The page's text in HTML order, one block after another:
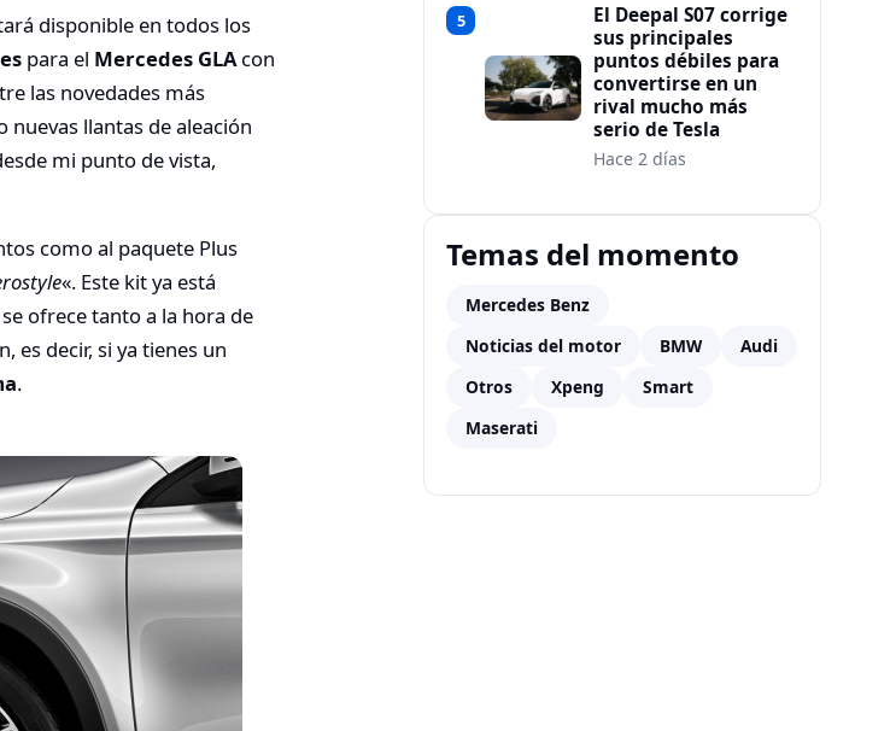
disponible en todos los
para el Mercedes GLAcon
las novedades más
llantas de aleación
mi punto de vista,
como al paquete Plus
«. Este kit ya está
ofrece tanto a la hora de
es decir, si ya tienes un
.
5
El Deepal S07 corrige
sus principales
puntos débiles para
convertirse en un
rival mucho más
serio de Tesla
Hace 2 días
Temas del momento
Mercedes Benz
Noticias del motor
BMW
Audi
Otros
Xpeng
Smart
Maserati